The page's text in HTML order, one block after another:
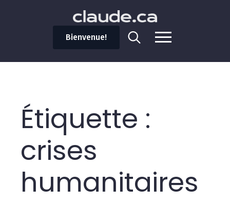
Bienvenue!
Étiquette :
crises
humanitaires